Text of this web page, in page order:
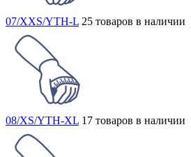
07/XXS/YTH-L 25 товаров в наличии
08/XS/YTH-XL 17 товаров в наличии